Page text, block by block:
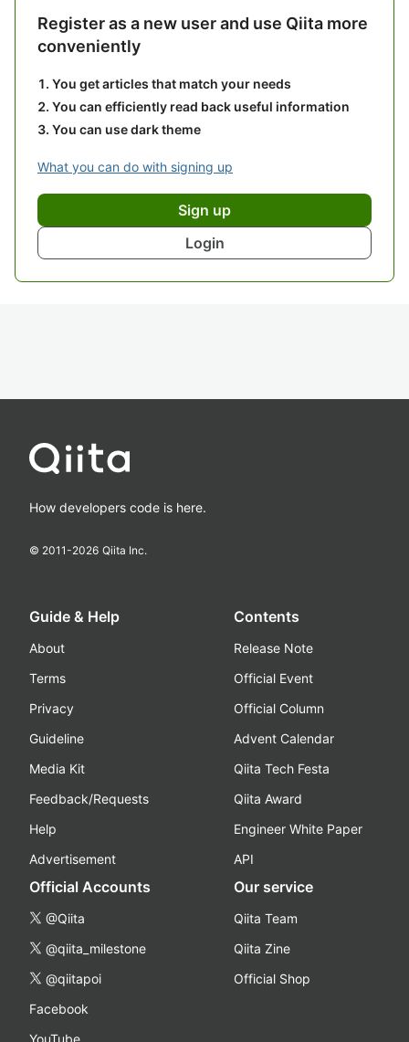
Register as a new user and use Qiita more
conveniently
You get articles that match your needs
You can efficiently read back useful information
You can use dark theme
What you can do with signing up
Sign up
Login
How developers code is here.
© 2011-2026 Qiita Inc.
Guide & Help
About
Terms
Privacy
Guideline
Media Kit
Feedback/Requests
Help
Advertisement
Contents
Release Note
Official Event
Official Column
Advent Calendar
Qiita Tech Festa
Qiita Award
Engineer White Paper
API
Official Accounts
@Qiita
@qiita_milestone
@qiitapoi
Facebook
YouTube
Our service
Qiita Team
Qiita Zine
Official Shop